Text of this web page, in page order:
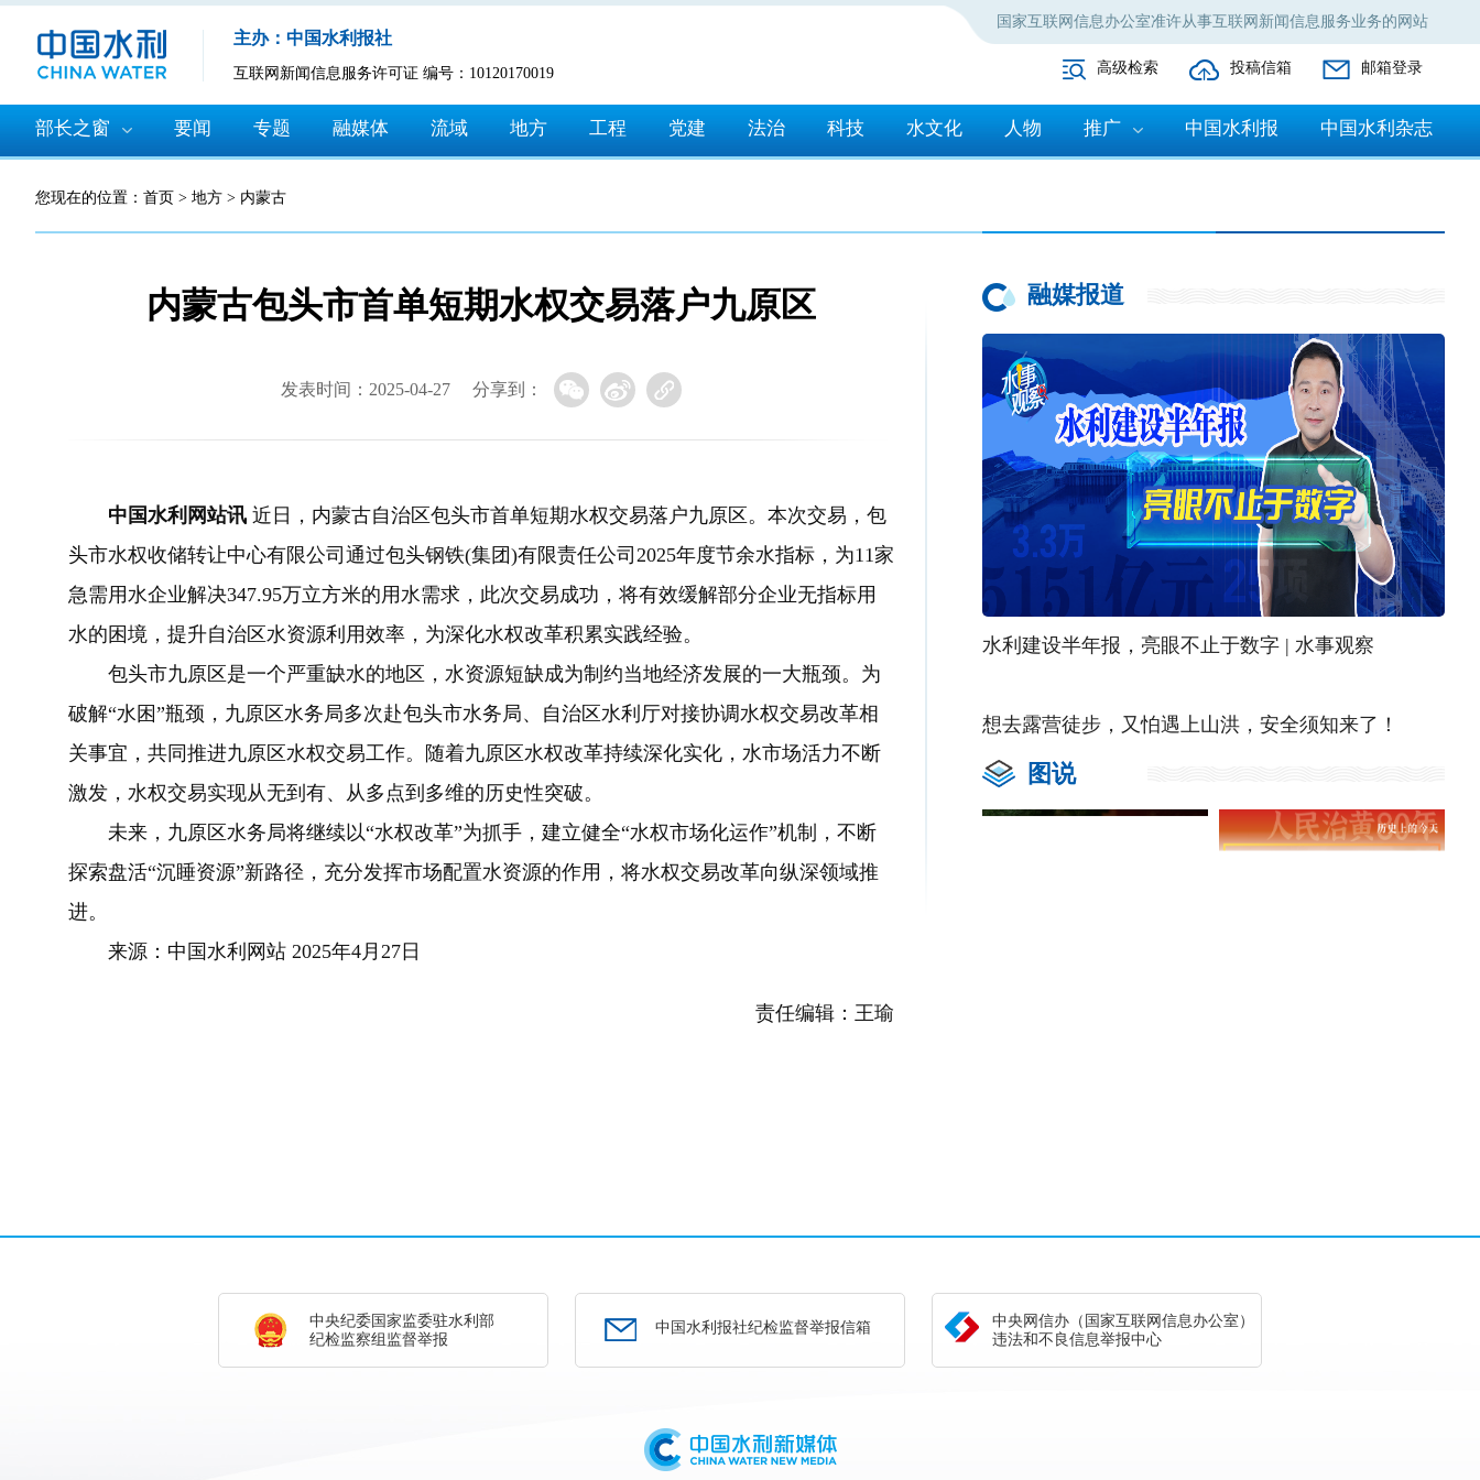
国家互联网信息办公室准许从事互联网新闻信息服务业务的网站
主办：中国水利报社
互联网新闻信息服务许可证 编号：10120170019 高级检索 投稿信箱 邮箱登录
部长之窗 要闻 专题 融媒体 流域 地方 工程 党建 法治 科技 水文化 人物 推广 中国水利报 中国水利杂志
您现在的位置： 首页 > 地方 > 内蒙古
内蒙古包头市首单短期水权交易落户九原区
发表时间：2025-04-27 分享到：
中国水利网站讯 近日，内蒙古自治区包头市首单短期水权交易落户九原区。本次交易，包
头市水权收储转让中心有限公司通过包头钢铁(集团)有限责任公司2025年度节余水指标，为11家
急需用水企业解决347.95万立方米的用水需求，此次交易成功，将有效缓解部分企业无指标用
水的困境，提升自治区水资源利用效率，为深化水权改革积累实践经验。
包头市九原区是一个严重缺水的地区，水资源短缺成为制约当地经济发展的一大瓶颈。为
破解“水困”瓶颈，九原区水务局多次赴包头市水务局、自治区水利厅对接协调水权交易改革相
关事宜，共同推进九原区水权交易工作。随着九原区水权改革持续深化实化，水市场活力不断
激发，水权交易实现从无到有、从多点到多维的历史性突破。
未来，九原区水务局将继续以“水权改革”为抓手，建立健全“水权市场化运作”机制，不断
探索盘活“沉睡资源”新路径，充分发挥市场配置水资源的作用，将水权交易改革向纵深领域推
进。
来源：中国水利网站 2025年4月27日
责任编辑：王瑜
融媒报道
水利建设半年报，亮眼不止于数字 | 水事观察
想去露营徒步，又怕遇上山洪，安全须知来了！
图说
中央纪委国家监委驻水利部
纪检监察组监督举报
中国水利报社纪检监督举报信箱
中央网信办（国家互联网信息办公室）
违法和不良信息举报中心